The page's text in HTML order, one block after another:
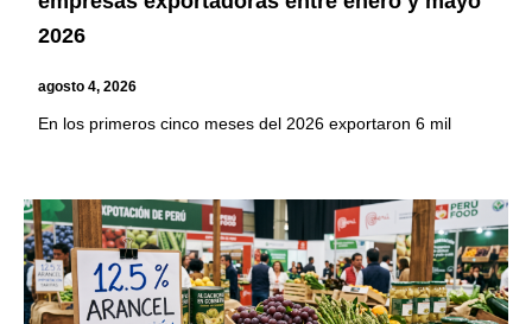
2026
agosto 4, 2026
En los primeros cinco meses del 2026 exportaron 6 mil